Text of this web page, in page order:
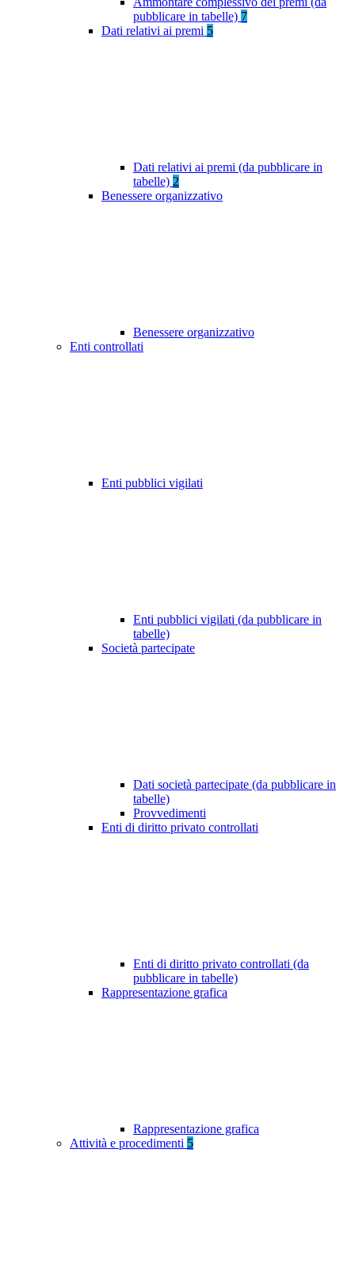
pubblicare in tabelle) 7
Dati relativi ai premi 5
Dati relativi ai premi (da pubblicare in
tabelle) 2
Benessere organizzativo
Benessere organizzativo
Enti controllati
Enti pubblici vigilati
Enti pubblici vigilati (da pubblicare in
tabelle)
Società partecipate
Dati società partecipate (da pubblicare in
tabelle)
Provvedimenti
Enti di diritto privato controllati
Enti di diritto privato controllati (da
pubblicare in tabelle)
Rappresentazione grafica
Rappresentazione grafica
Attività e procedimenti 5